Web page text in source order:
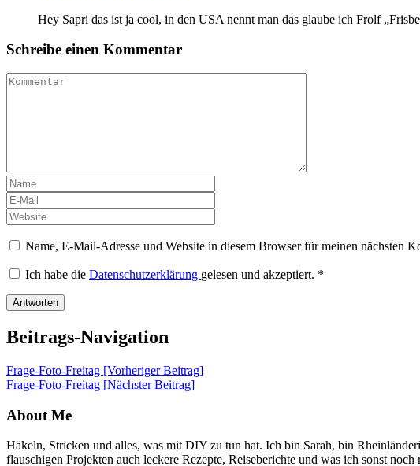
Hey Sapri das ist ja cool, in den USA nennt man das glaube ich Frolf
Schreibe einen Kommentar
Name, E-Mail-Adresse und Website in diesem Browser für meinen nächsten
Ich habe die Datenschutzerklärung gelesen und akzeptiert. *
Beitrags-Navigation
Frage-Foto-Freitag [Vorheriger Beitrag]
Frage-Foto-Freitag [Nächster Beitrag]
About Me
Häkeln, Stricken und alles, was mit DIY zu tun hat. Ich bin Sarah, bin
flauschigen Projekten auch leckere Rezepte, Reiseberichte und was ich sonst